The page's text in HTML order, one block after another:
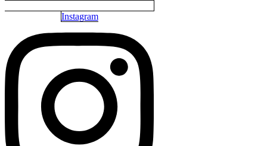
Instagram